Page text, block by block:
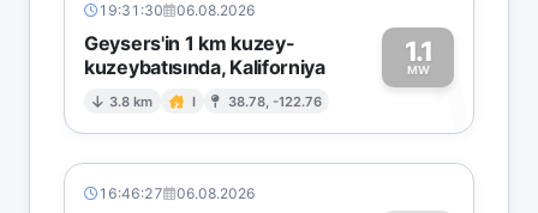
19:31:30 06.08.2026
Geysers'in 1 km kuzey-
kuzeybatısında, Kaliforniya
3.8 km I 38.78, -122.76
1.1
MW1
16:46:27 06.08.2026